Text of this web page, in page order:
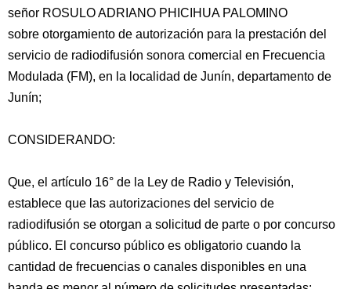
señor ROSULO ADRIANO PHICIHUA PALOMINO
sobre otorgamiento de autorización para la prestación del
servicio de radiodifusión sonora comercial en Frecuencia
Modulada (FM), en la localidad de Junín, departamento de
Junín;
CONSIDERANDO:
Que, el artículo 16° de la Ley de Radio y Televisión,
establece que las autorizaciones del servicio de
radiodifusión se otorgan a solicitud de parte o por concurso
público. El concurso público es obligatorio cuando la
cantidad de frecuencias o canales disponibles en una